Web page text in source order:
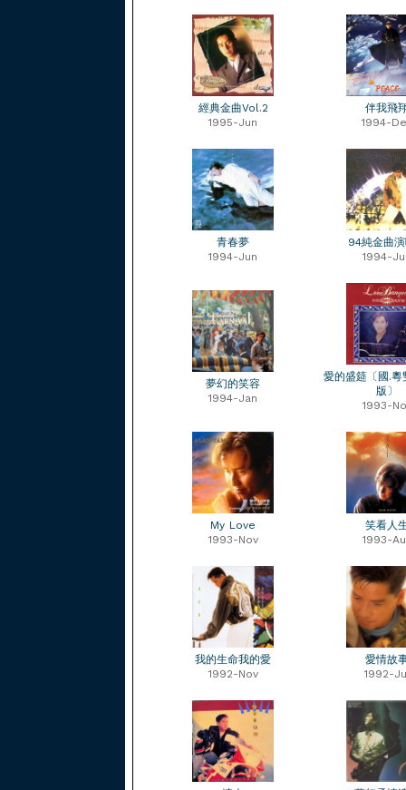
經典金曲Vol.2
1995-Jun
伴我飛
1994-
青春夢
1994-Jun
94純金曲
1994-
夢幻的笑容
1994-Jan
愛的盛筵〔國.粵
版〕
1993-
My Love
1993-Nov
笑看人
1993-
我的生命我的愛
1992-Nov
愛情故
1992-